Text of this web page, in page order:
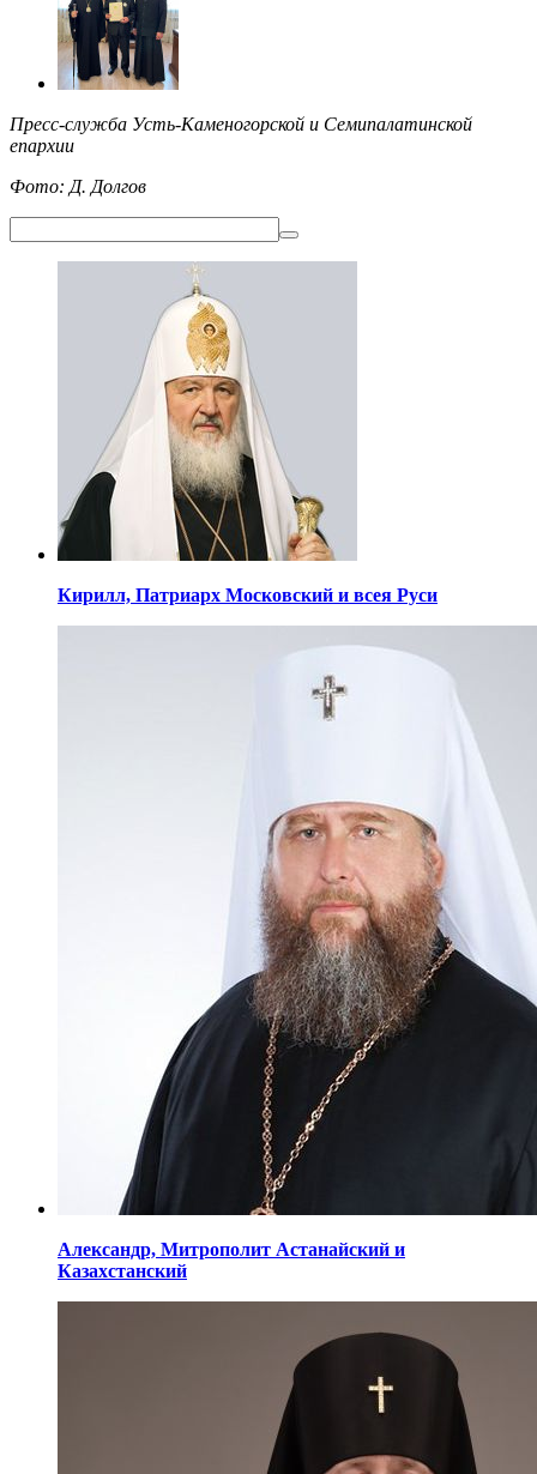
Пресс-служба Усть-Каменогорской и Семипалатинской
епархии
Фото: Д. Долгов
Кирилл, Патриарх Московский и всея Руси
Александр, Митрополит Астанайский и
Казахстанский